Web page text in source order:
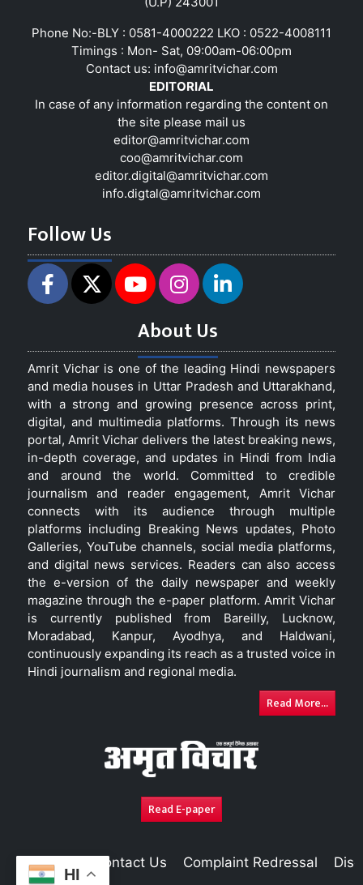
HI
Phone No:-BLY : 0581-4000222 LKO : 0522-4008111
Timings : Mon- Sat, 09:00am-06:00pm
Contact us: info@amritvichar.com
EDITORIAL
In case of any information regarding the content on
the site please mail us
editor@amritvichar.com
coo@amritvichar.com
editor.digital@amritvichar.com
info.digtal@amritvichar.com
Follow Us
About Us
Amrit Vichar is one of the leading Hindi newspapers
and media houses in Uttar Pradesh and Uttarakhand,
with a strong and growing presence across print,
digital, and multimedia platforms. Through its news
portal, Amrit Vichar delivers the latest breaking news,
in-depth coverage, and updates in Hindi from India
and around the world. Committed to credible
journalism and reader engagement, Amrit Vichar
connects with its audience through multiple
platforms including Breaking News updates, Photo
Galleries, YouTube channels, social media platforms,
and digital news services. Readers can also access
the e-version of the daily newspaper and weekly
magazine through the e-paper platform. Amrit Vichar
is currently published from Bareilly, Lucknow,
Moradabad, Kanpur, Ayodhya, and Haldwani,
continuously expanding its reach as a trusted voice in
Hindi journalism and regional media.
Read More...
Read E-paper
About Us Contact Us Complaint Redressal